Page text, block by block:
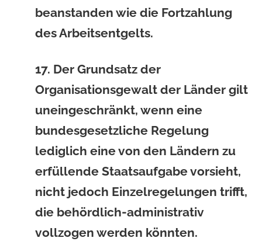
beanstanden wie die Fortzahlung
des Arbeitsentgelts.
17. Der Grundsatz der
Organisationsgewalt der Länder gilt
uneingeschränkt, wenn eine
bundesgesetzliche Regelung
lediglich eine von den Ländern zu
erfüllende Staatsaufgabe vorsieht,
nicht jedoch Einzelregelungen trifft,
die behördlich-administrativ
vollzogen werden könnten.